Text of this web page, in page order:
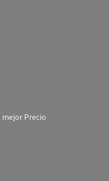
mejor Precio